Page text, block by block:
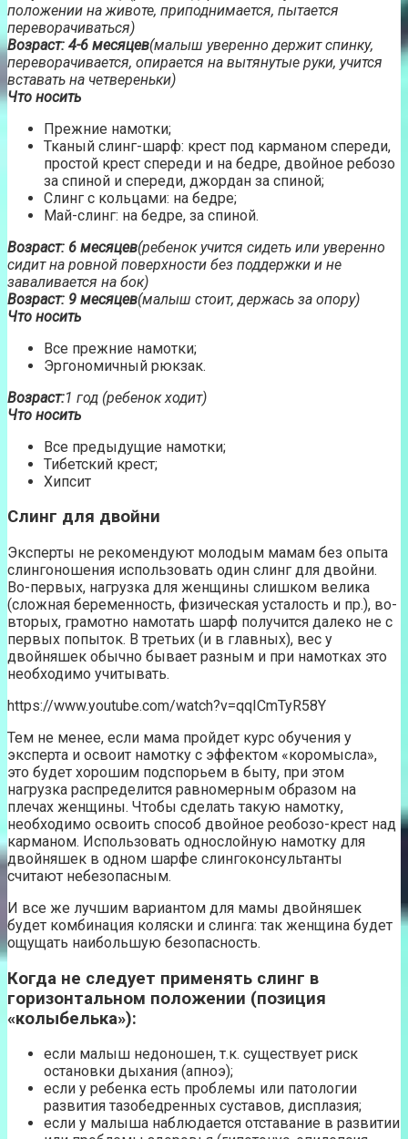
положении на животе, приподнимается, пытается
переворачиваться)
Возраст: 4-6 месяцев(малыш уверенно держит спинку,
переворачивается, опирается на вытянутые руки, учится
вставать на четвереньки)
Что носить
Прежние намотки;
Тканый слинг-шарф: крест под карманом спереди,
простой крест спереди и на бедре, двойное ребозо
за спиной и спереди, джордан за спиной;
Слинг с кольцами: на бедре;
Май-слинг: на бедре, за спиной.
Возраст: 6 месяцев(ребенок учится сидеть или уверенно
сидит на ровной поверхности без поддержки и не
заваливается на бок)
Возраст: 9 месяцев(малыш стоит, держась за опору)
Что носить
Все прежние намотки;
Эргономичный рюкзак.
Возраст:1 год (ребенок ходит)
Что носить
Все предыдущие намотки;
Тибетский крест;
Хипсит
Слинг для двойни
Эксперты не рекомендуют молодым мамам без опыта
слингоношения использовать один слинг для двойни.
Во-первых, нагрузка для женщины слишком велика
(сложная беременность, физическая усталость и пр.), во-
вторых, грамотно намотать шарф получится далеко не с
первых попыток. В третьих (и в главных), вес у
двойняшек обычно бывает разным и при намотках это
необходимо учитывать.
https://www.youtube.com/watch?v=qqICmTyR58Y
Тем не менее, если мама пройдет курс обучения у
эксперта и освоит намотку с эффектом «коромысла»,
это будет хорошим подспорьем в быту, при этом
нагрузка распределится равномерным образом на
плечах женщины. Чтобы сделать такую намотку,
необходимо освоить способ двойное реобозо-крест над
карманом. Использовать однослойную намотку для
двойняшек в одном шарфе слингоконсультанты
считают небезопасным.
И все же лучшим вариантом для мамы двойняшек
будет комбинация коляски и слинга: так женщина будет
ощущать наибольшую безопасность.
Когда не следует применять слинг в
горизонтальном положении (позиция
«колыбелька»):
если малыш недоношен, т.к. существует риск
остановки дыхания (апноэ);
если у ребенка есть проблемы или патологии
развития тазобедренных суставов, дисплазия;
если у малыша наблюдается отставание в развитии